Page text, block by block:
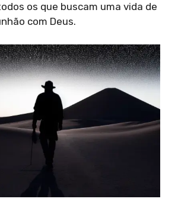
os que buscam uma vida de
com Deus.